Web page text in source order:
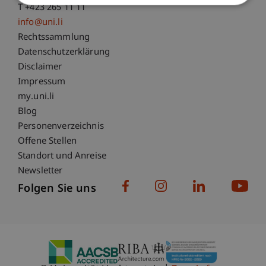
T +423 265 11 11
info@uni.li
Fußzeile Rechtliche Hinweise
Rechtssammlung
Datenschutzerklärung
Disclaimer
Impressum
Fußzeile Subdomain-Verzeichnis
my.uni.li
Blog
Personenverzeichnis
Offene Stellen
Standort und Anreise
Newsletter
Folgen Sie uns